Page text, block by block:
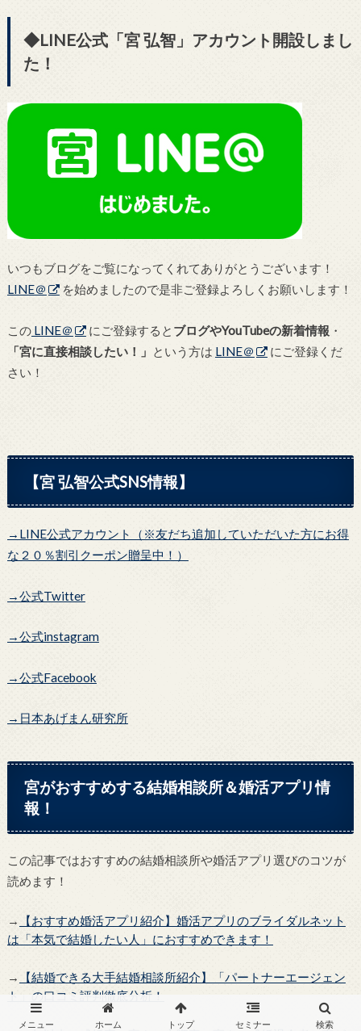
メニュー ホーム トップ セミナー 検索
◆LINE公式「宮 弘智」アカウント開設しまし
た！
いつもブログをご覧になってくれてありがとうございます！
LINE＠
を始めましたので是非ご登録よろしくお願いします！
このLINE＠ にご登録すると ブログやYouTubeの新着情報 ・
「宮に直接相談したい！」
という方は LINE＠
にご登録くだ
さい！
【宮 弘智公式SNS情報】
→LINE公式アカウント（※友だち追加していただいた方にお得
な２０％割引クーポン贈呈中！）
→公式Twitter
→公式instagram
→公式Facebook
→日本あげまん研究所
宮がおすすめする結婚相談所＆婚活アプリ情
報！
この記事ではおすすめの結婚相談所や婚活アプリ選びのコツが
読めます！
→
【おすすめ婚活アプリ紹介】婚活アプリのブライダルネット
は「本気で結婚したい人」におすすめできます！
→
【結婚できる大手結婚相談所紹介】「パートナーエージェン
ト」の口コミ評判徹底分析！